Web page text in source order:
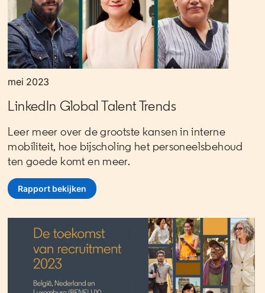
mei 2023
LinkedIn Global Talent Trends
Leer meer over de grootste kansen in interne
mobiliteit, hoe bijscholing het personeelsbehoud
ten goede komt en meer.
Rapport bekijken